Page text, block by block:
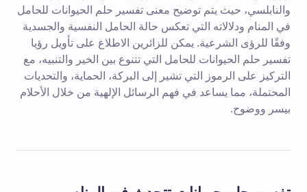
والنابلسي، حيث يتم توضيح معنى تفسير حلم الحيوانات للحامل
في المنام ودلالاته التي تعكس حالة الحامل النفسية والجسدية
وفقًا للرؤى الشرعية. يمكن للزائرين الاطلاع على تأويل رؤيا
تفسير حلم الحيوانات للحامل التي تتنوع بين الخير والتنبيه، مع
التركيز على الرموز التي تشير إلى البركة، الحماية، والتحديات
المحتملة، مما يساعد في فهم الرسائل الإلهية من خلال الأحلام
بيسر ووضوح.